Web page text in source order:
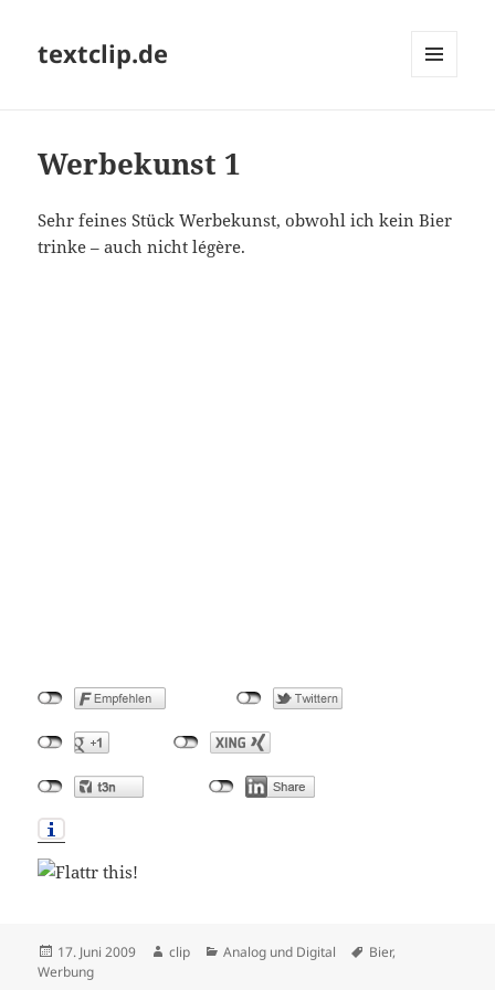
textclip.de
Werbekunst 1
Sehr feines Stück Werbekunst, obwohl ich kein Bier
trinke – auch nicht légère.
Veröffentlicht
am
17. Juni 2009 Autor
clip Kategorien
Analog und Digital Schlagwörter
Bier,
Werbung